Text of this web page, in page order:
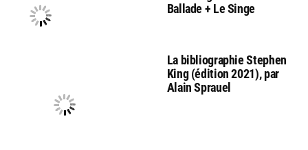
Ballade + Le Singe
La bibliographie Stephen
King (édition 2021), par
Alain Sprauel